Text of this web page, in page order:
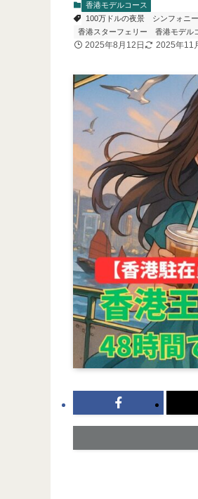
香港モデルコース
100万ドルの夜景
シンフォニ
香港スターフェリー
香港モデル
2025年8月12日 2025年11